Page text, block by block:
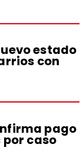
estado
con
pago
por caso